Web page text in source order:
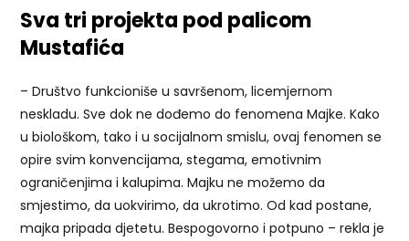
Sva tri projekta pod palicom
Mustafića
– Društvo funkcioniše u savršenom, licemjernom
neskladu. Sve dok ne dođemo do fenomena Majke. Kako
u biološkom, tako i u socijalnom smislu, ovaj fenomen se
opire svim konvencijama, stegama, emotivnim
ograničenjima i kalupima. Majku ne možemo da
smjestimo, da uokvirimo, da ukrotimo. Od kad postane,
majka pripada djetetu. Bespogovorno i potpuno – rekla je